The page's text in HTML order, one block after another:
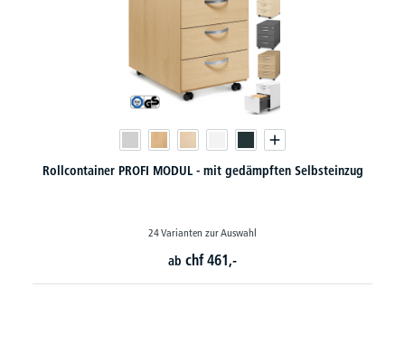
gedämpften Selbsteinzug Flügeltürenschränke